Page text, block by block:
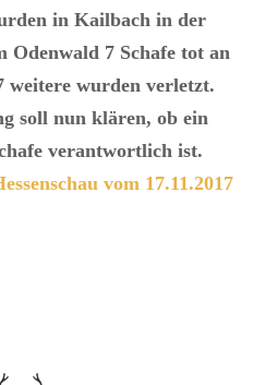
in Kailbach in der
Odenwald 7 Schafe tot an
weitere wurden verletzt.
soll nun klären, ob ein
verantwortlich ist.
vom 17.11.2017